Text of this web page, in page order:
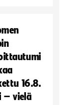
16.8.
– vielä